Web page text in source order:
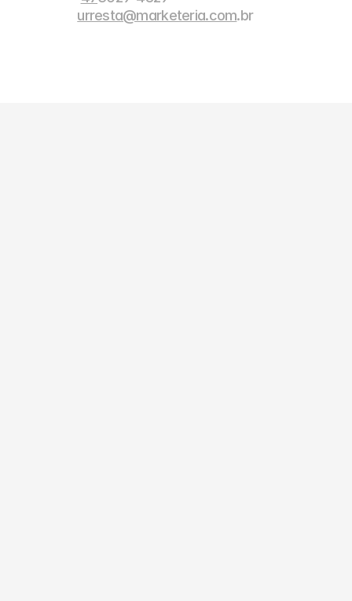
urresta@marketeria.com.br